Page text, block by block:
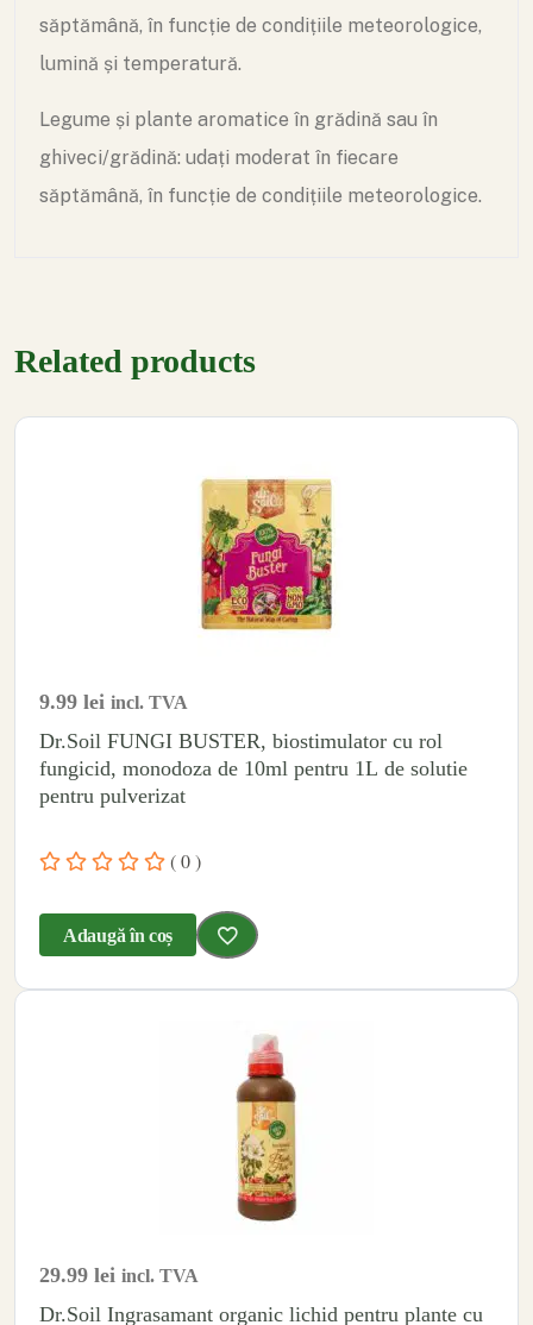
săptămână, în funcție de condițiile meteorologice,
lumină și temperatură.
Legume și plante aromatice în grădină sau în
ghiveci/grădină: udați moderat în fiecare
săptămână, în funcție de condițiile meteorologice.
Related products
9.99 lei incl. TVA
Dr.Soil FUNGI BUSTER, biostimulator cu rol
fungicid, monodoza de 10ml pentru 1L de solutie
pentru pulverizat
( 0 )
Adaugă în coș
29.99 lei incl. TVA
Dr.Soil Ingrasamant organic lichid pentru plante cu